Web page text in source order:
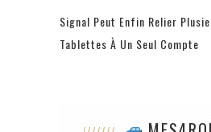
Signal Peut Enfin Relier
Tablettes À Un Seul Compte